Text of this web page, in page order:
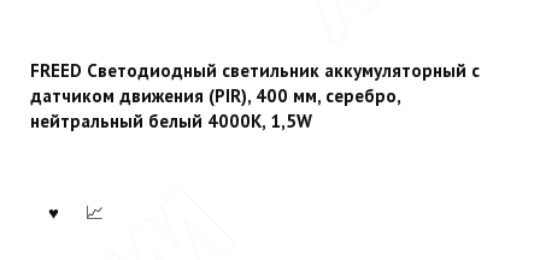
FREED Светодиодный светильник аккумуляторный с
датчиком движения (PIR), 400 мм, серебро,
нейтральный белый 4000К, 1,5W